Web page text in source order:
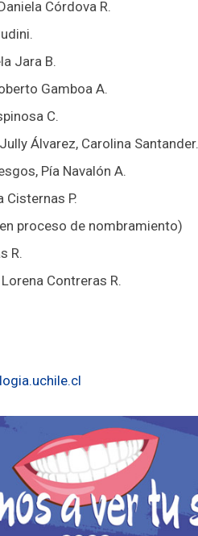
Córdova R.
Jara B.
Gamboa A.
C.
Álvarez, Carolina Santander.
Pía Navalón A.
Cisternas P.
proceso de nombramiento)
R.
Contreras R.